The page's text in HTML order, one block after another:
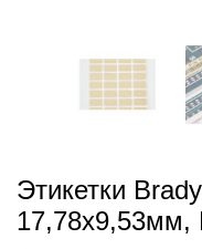
Этикетки
17,78x9,53мм,